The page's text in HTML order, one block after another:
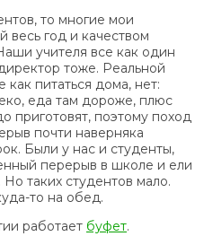
то многие мои
весь год и качеством
учителя все как один
тоже. Реальной
как питаться дома, нет:
еда там дороже, плюс
приготовят, поэтому поход
почти наверняка
Были у нас и студенты,
перерыв в школе и ели
таких студентов мало.
то на обед.
работает буфет.